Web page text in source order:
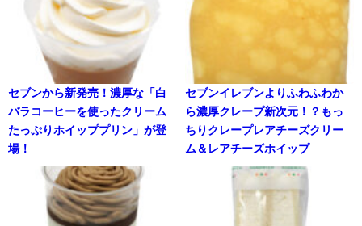
セブンから新発売！濃厚な「白
バラコーヒーを使ったクリーム
たっぷりホイッププリン」が登
場！
セブンイレブンよりふわふわか
ら濃厚クレープ新次元！？もっ
ちりクレープレアチーズクリー
ム＆レアチーズホイップ